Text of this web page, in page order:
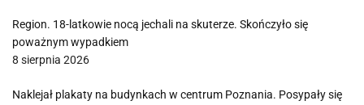
Region. 18-latkowie nocą jechali na skuterze. Skończyło się
poważnym wypadkiem
8 sierpnia 2026
Naklejał plakaty na budynkach w centrum Poznania. Posypały się